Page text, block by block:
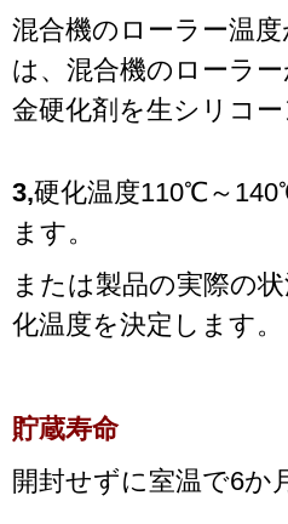
混合機のローラー温
は、混合機のローラ
金硬化剤を生シリコー
3,硬化温度110℃～
ます。
または製品の実際の
化温度を決定します。
貯蔵寿命
開封せずに室温で6か